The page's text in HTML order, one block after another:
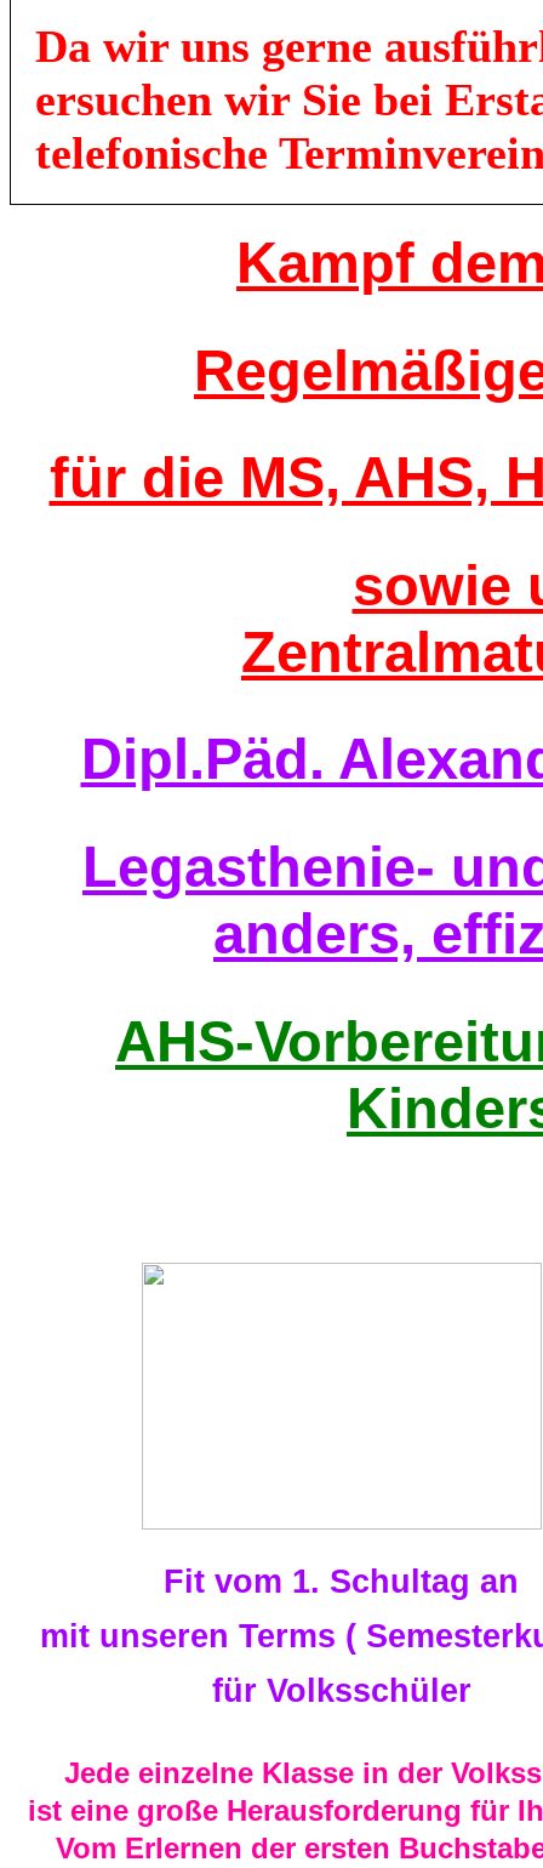
Da wir uns gerne
ersuchen wir Sie bei
telefonische
Kampf
für die MS, AHS,
sowie
Dipl.Päd.
Legasthenie-
anders,
AHS-
Fit vom 1. Schultag an
mit unseren Terms (
für Volksschüler
Jede einzelne Klasse in der
ist eine große Herausforderung für
Vom Erlernen der ersten